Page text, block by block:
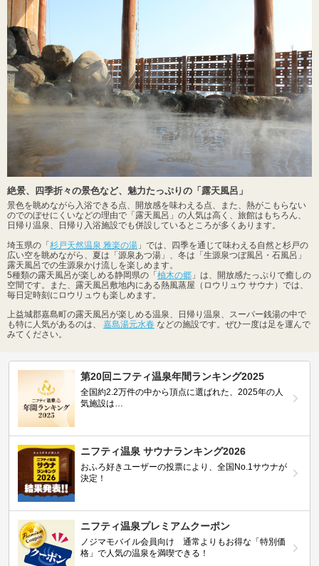
絶景、四季折々の景色など、魅力たっぷりの「露天風呂」
景色を眺めながら入浴できる点、開放感を味わえる点、また、熱がこもらない
のでのぼせにくいなどの理由で「露天風呂」の人気は高く、旅館はもちろん、
日帰り温泉、日帰り入浴施設でも併設しているところが多くあります。
埼玉県の「 杉戸天然温泉 雅楽の湯 」では、四季を通じて味わえる自然と杉戸の
広い空を眺めながら、夏は「源泉あつ湯」、冬は「生源泉つぼ風呂・石風呂」
露天風呂での生源泉かけ流しを楽しめます。
5種類の露天風呂が楽しめる静岡県の「 柚木の郷 」は、開放感たっぷりで癒しの
空間です。また、露天風呂敷地内にある熱風蒸屋（ロウリュウ サウナ）では、
毎日定時刻にロウリュウも楽しめます。
上益城郡嘉島町の露天風呂が楽しめる温泉、日帰り温泉、スーパー銭湯の中で
も特に人気があるのは、 嘉島湯元水春 などの施設です。ぜひ一度は足を運んで
みてください。
第20回ニフティ温泉年間ランキング2025
全国約2.2万件の中から頂点に選ばれた、2025年の人
気施設は…
ニフティ温泉 サウナランキング2026
おふろ好きユーザーの投票により、全国No.1サウナが
決定！
ニフティ温泉プレミアムクーポン
ノジマモバイル会員向け 通常よりもお得な「特別価
格」で人気の温泉を満喫できる！